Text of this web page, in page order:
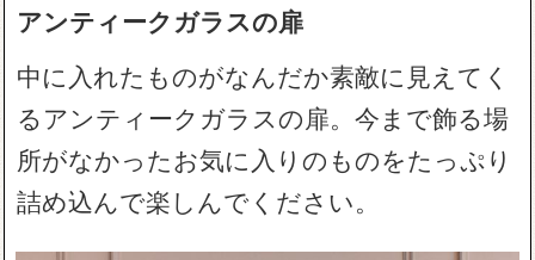
アンティークガラスの扉
中に入れたものがなんだか素敵に見えてく
るアンティークガラスの扉。今まで飾る場
所がなかったお気に入りのものをたっぷり
詰め込んで楽しんでください。